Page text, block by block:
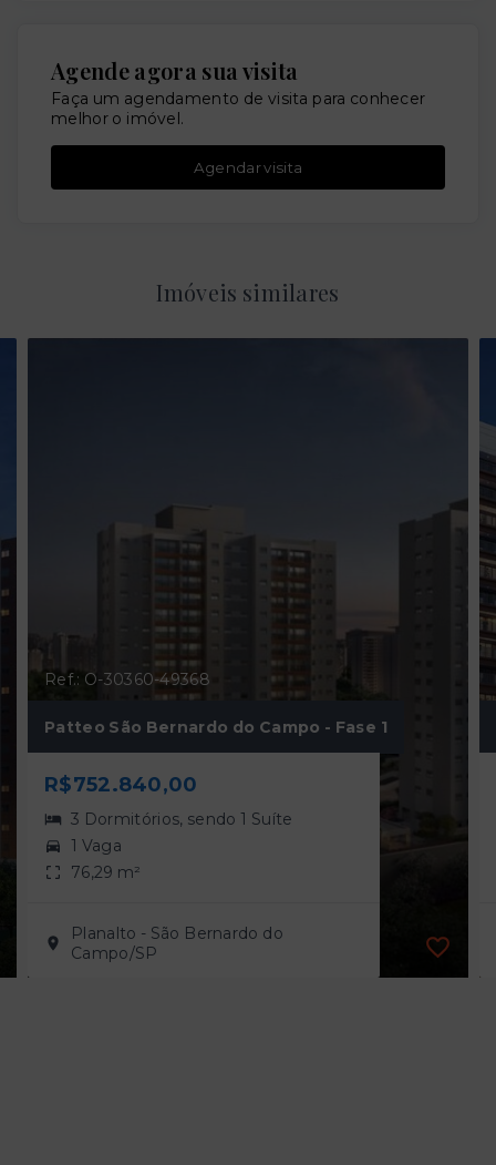
Agende agora sua visita
Faça um agendamento de visita para conhecer
melhor o imóvel.
Agendar visita
Imóveis similares
Ref.: O-30360-49368
Patteo São Bernardo do Campo - Fase 1
R$752.840,00
3 Dormitórios, sendo 1 Suíte
1 Vaga
76,29 m²
Planalto - São Bernardo do
Campo/SP